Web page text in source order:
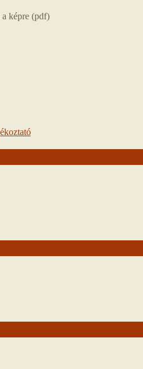
képre (pdf)